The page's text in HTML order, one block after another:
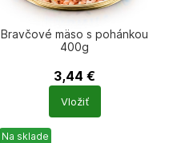
Bravčové mäso s pohánkou
400g
3,44 €
Počet
produktů
Vložiť
Na sklade